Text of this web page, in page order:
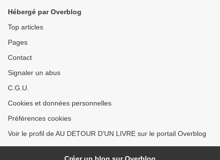
Hébergé par Overblog
Top articles
Pages
Contact
Signaler un abus
C.G.U.
Cookies et données personnelles
Préférences cookies
Voir le profil de AU DETOUR D'UN LIVRE sur le portail Overblog